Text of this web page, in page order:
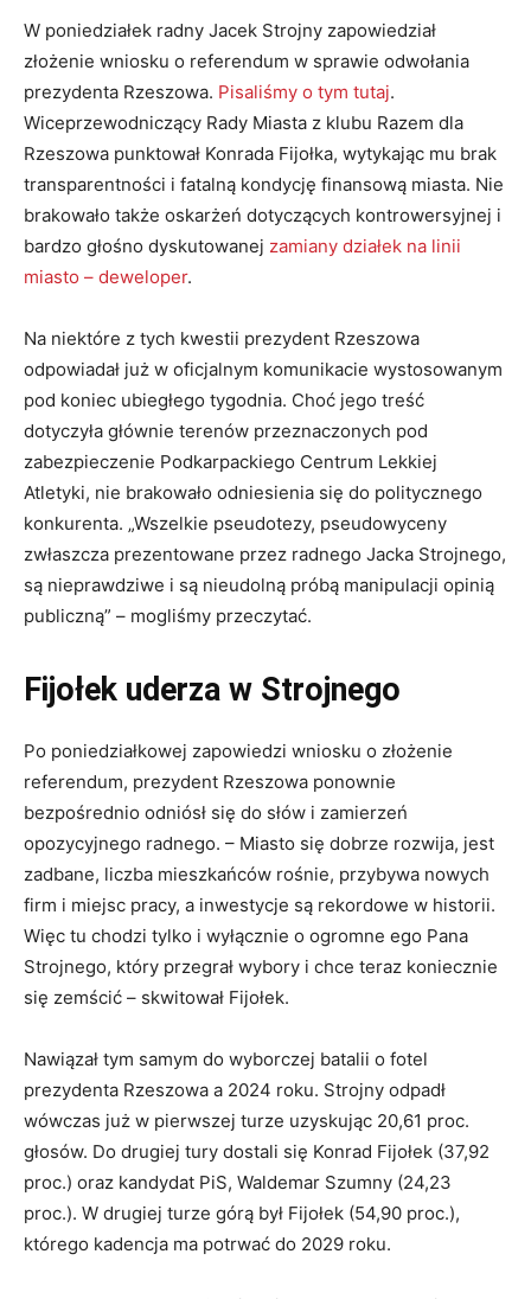
W poniedziałek radny Jacek Strojny zapowiedział
złożenie wniosku o referendum w sprawie odwołania
prezydenta Rzeszowa. Pisaliśmy o tym tutaj.
Wiceprzewodniczący Rady Miasta z klubu Razem dla
Rzeszowa punktował Konrada Fijołka, wytykając mu brak
transparentności i fatalną kondycję finansową miasta. Nie
brakowało także oskarżeń dotyczących kontrowersyjnej i
bardzo głośno dyskutowanej zamiany działek na linii
miasto – deweloper.
Na niektóre z tych kwestii prezydent Rzeszowa
odpowiadał już w oficjalnym komunikacie wystosowanym
pod koniec ubiegłego tygodnia. Choć jego treść
dotyczyła głównie terenów przeznaczonych pod
zabezpieczenie Podkarpackiego Centrum Lekkiej
Atletyki, nie brakowało odniesienia się do politycznego
konkurenta. „Wszelkie pseudotezy, pseudowyceny
zwłaszcza prezentowane przez radnego Jacka Strojnego,
są nieprawdziwe i są nieudolną próbą manipulacji opinią
publiczną” – mogliśmy przeczytać.
Fijołek uderza w Strojnego
Po poniedziałkowej zapowiedzi wniosku o złożenie
referendum, prezydent Rzeszowa ponownie
bezpośrednio odniósł się do słów i zamierzeń
opozycyjnego radnego. – Miasto się dobrze rozwija, jest
zadbane, liczba mieszkańców rośnie, przybywa nowych
firm i miejsc pracy, a inwestycje są rekordowe w historii.
Więc tu chodzi tylko i wyłącznie o ogromne ego Pana
Strojnego, który przegrał wybory i chce teraz koniecznie
się zemścić – skwitował Fijołek.
Nawiązał tym samym do wyborczej batalii o fotel
prezydenta Rzeszowa a 2024 roku. Strojny odpadł
wówczas już w pierwszej turze uzyskując 20,61 proc.
głosów. Do drugiej tury dostali się Konrad Fijołek (37,92
proc.) oraz kandydat PiS, Waldemar Szumny (24,23
proc.). W drugiej turze górą był Fijołek (54,90 proc.),
którego kadencja ma potrwać do 2029 roku.